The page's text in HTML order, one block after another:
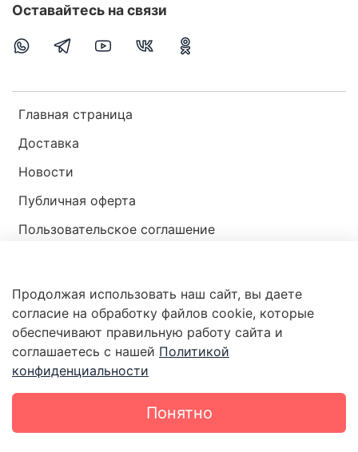
Главная страница
Доставка
Новости
Публичная оферта
Пользовательское соглашение
Оставайтесь на связи
Магазин мир ракушек
Продолжая использовать наш сайт, вы даете
согласие на обработку файлов cookie, которые
обеспечивают правильную работу сайта и
соглашаетесь с нашей Политикой
конфиденциальности
Понятно